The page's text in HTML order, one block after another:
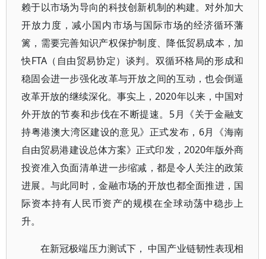
赖于以市场为导向的科技创新机制的构建。对外加大
开放力度，减小国内市场与国际市场的经济循环藩
篱，需要完善知识产权保护制度、降低贸易成本，加
快FTA（自由贸易协定）谈判。双循环格局的形成和
稳固会进一步强化改革与开放之间的互动，也会倒逼
改革开放的继续深化。事实上，2020年以来，中国对
外开放的节奏和步伐在不断提速。5月《关于金融支
持粤港澳大湾区建设的意见》正式发布，6月《海南
自由贸易港建设总体方案》正式印发，2020年版外商
投资准入负面清单进一步缩减，都是令人关注的政策
进展。与此同时，金融市场的开放也都全面推进，国
际资本持有人民币资产的规模在全球动荡中稳步上
升。
在新冠极端压力测试下， 中国产业链韧性表现相